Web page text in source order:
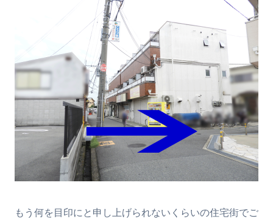
もう何を目印にと申し上げられないくらいの住宅街でご